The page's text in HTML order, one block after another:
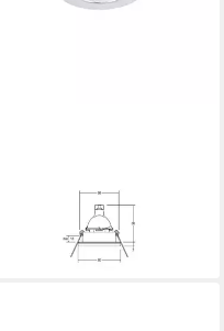
GX5,3 50W 00206207
lieferbar - in 4-5 Werktagen bei dir